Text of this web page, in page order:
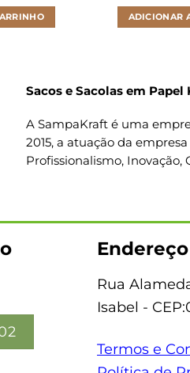
ADICIONAR
Sacos e Sacolas em Papel
A SampaKraft é uma
2015, a atuação da
Profissionalismo, Inovação,
Endereço
Rua
Isabel -
Termos e